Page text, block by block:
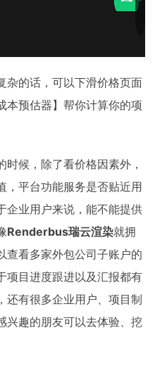
杂的话，可以下滑价格页面
本预估器】帮你计算你的项
候，除了看价格因素外，
，平台功能服务是否贴近用
企业用户来说，能不能提供
Renderbus瑞云渲染就拥
查看多家外包公司子账户的
项目进度跟进以及汇报都有
还有很多企业用户、项目制
兴趣的朋友可以去体验、挖